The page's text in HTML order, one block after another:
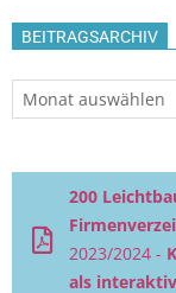
BEITRAGSARCHIV
Beitragsarchiv
200
2023/2024 -
als